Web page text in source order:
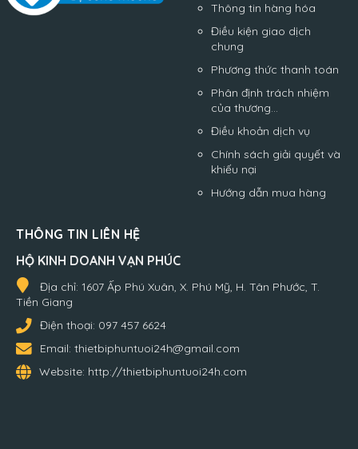
Thông tin hàng hóa
Điều kiện giao dịch
chung
Phương thức thanh toán
Phân định trách nhiệm
của thương...
Điều khoản dịch vụ
Chính sách giải quyết và
khiếu nại
Hướng dẫn mua hàng
THÔNG TIN LIÊN HỆ
HỘ KINH DOANH VẠN PHÚC
Địa chỉ: 1607 Ấp Phú Xuân, X. Phú Mỹ, H. Tân Phước, T.
Tiền Giang
Điện thoại: 097 457 6624
Email: thietbiphuntuoi24h@gmail.com
Website: http://thietbiphuntuoi24h.com